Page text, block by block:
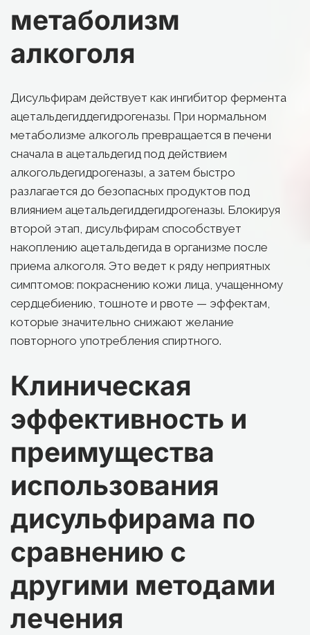
метаболизм
алкоголя
Дисульфирам действует как ингибитор фермента
ацетальдегиддегидрогеназы. При нормальном
метаболизме алкоголь превращается в печени
сначала в ацетальдегид под действием
алкогольдегидрогеназы, а затем быстро
разлагается до безопасных продуктов под
влиянием ацетальдегиддегидрогеназы. Блокируя
второй этап, дисульфирам способствует
накоплению ацетальдегида в организме после
приема алкоголя. Это ведет к ряду неприятных
симптомов: покраснению кожи лица, учащенному
сердцебиению, тошноте и рвоте — эффектам,
которые значительно снижают желание
повторного употребления спиртного.
Клиническая
эффективность и
преимущества
использования
дисульфирама по
сравнению с
другими методами
лечения